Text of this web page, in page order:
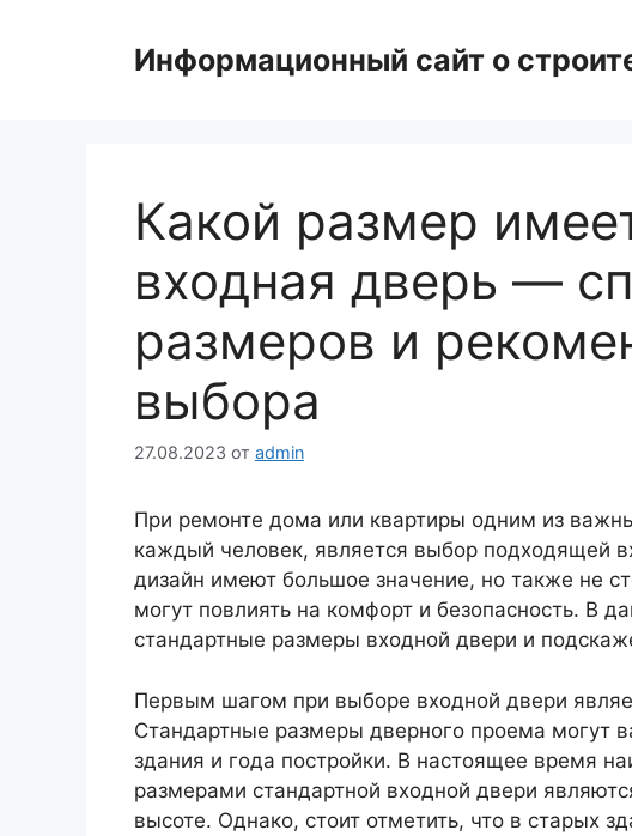
содержимомуИнформационный сайт о
Какой размер
входная дверь —
размеров и
выбора
27.08.2023 от admin
При ремонте дома или квартиры одним из
каждый человек, является выбор подходящей
дизайн имеют большое значение, но также не
могут повлиять на комфорт и безопасность. В
стандартные размеры входной двери и
Первым шагом при выборе входной двери
Стандартные размеры дверного проема могут
здания и года постройки. В настоящее время
размерами стандартной входной двери
высоте. Однако, стоит отметить, что в старых